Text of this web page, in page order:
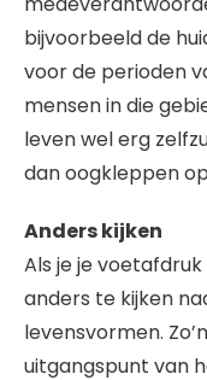
bijvoorbeeld de
voor de perioden
mensen in die
leven wel erg
dan oogkleppen
Anders kijken
Als je je
anders te kijken
levensvormen.
uitgangspunt van